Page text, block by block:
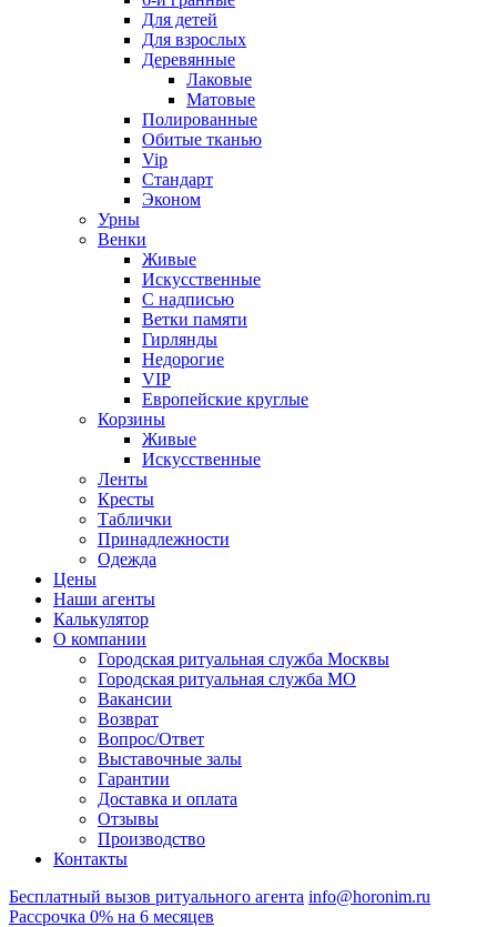
Для детей
Для взрослых
Деревянные
Лаковые
Матовые
Полированные
Обитые тканью
Vip
Стандарт
Эконом
Урны
Венки
Живые
Искусственные
С надписью
Ветки памяти
Гирлянды
Недорогие
VIP
Европейские круглые
Корзины
Живые
Искусственные
Ленты
Кресты
Таблички
Принадлежности
Одежда
Цены
Наши агенты
Калькулятор
О компании
Городская ритуальная служба Москвы
Городская ритуальная служба МО
Вакансии
Возврат
Вопрос/Ответ
Выставочные залы
Гарантии
Доставка и оплата
Отзывы
Производство
Контакты
Бесплатный вызов ритуального агента info@horonim.ru
Рассрочка 0% на 6 месяцев